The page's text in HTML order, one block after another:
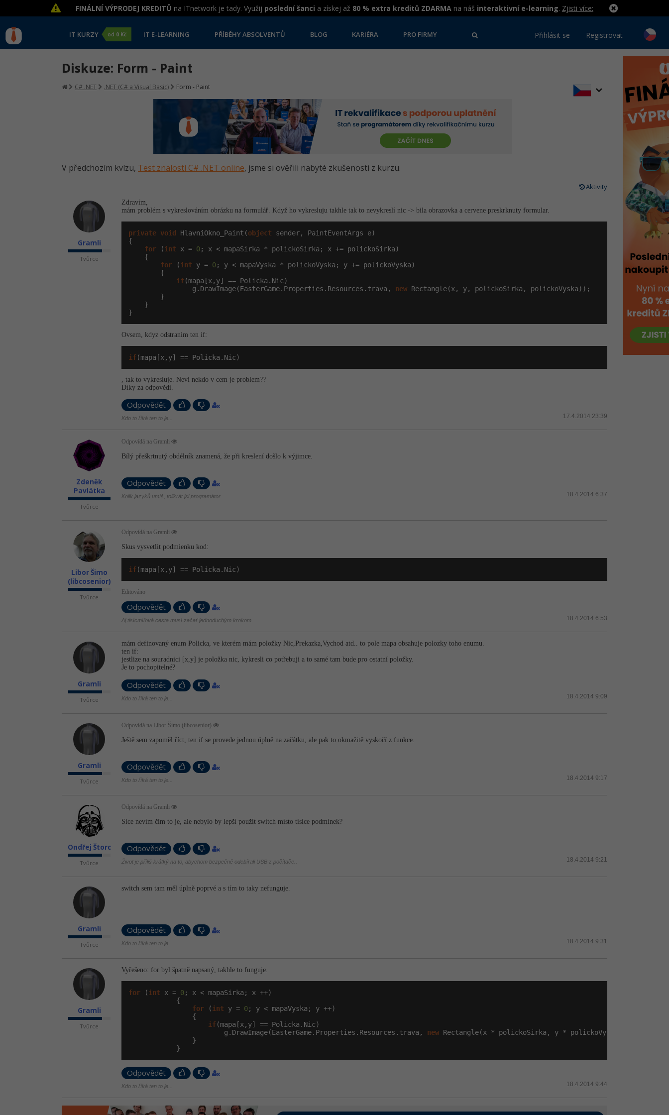
FINÁLNÍ VÝPRODEJ KREDITŮ na ITnetwork je tady. Využij poslední šanci a získej až 80 % extra kreditů ZDARMA na náš interaktivní e-learning. Zjisti více:
IT KURZY od 0 Kč IT E-LEARNING PŘÍBĚHY ABSOLVENTŮ BLOG KARIÉRA PRO FIRMY Přihlásit se Registrovat
Diskuze: Form - Paint
C# .NET .NET (C# a Visual Basic) Form - Paint
V předchozím kvízu, Test znalostí C# .NET online, jsme si ověřili nabyté zkušenosti z kurzu.
Aktivity
Gramli
Tvůrce
Zdravím,
mám problém s vykreslováním obrázku na formulář. Když ho vykresluju takhle tak to nevykreslí nic -> bila obrazovka a cervene preskrknuty formular.
private void HlavniOkno_Paint(object sender, PaintEventArgs e)
{
for (int x = 0; x < mapaSirka * polickoSirka; x += polickoSirka)
    {
for (int y = 0; y < mapaVyska * polickoVyska; y += polickoVyska)
        {
if (mapa[x,y] == Policka.Nic)
                g.DrawImage(EasterGame.Properties.Resources.trava,
new Rectangle(x, y, polickoSirka, polickoVyska));
        }
    }
}
Ovsem, kdyz odstranim ten if:
if (mapa[x,y] == Policka.Nic)
, tak to vykresluje. Nevi nekdo v cem je problem??
Díky za odpovědi.
Odpovědět
17.4.2014 23:39
Kdo to říká ten to je...
Zdeněk
Pavlátka
Tvůrce
Odpovídá na Gramli
Bílý přeškrtnutý obdélník znamená, že při kreslení došlo k výjimce.
Odpovědět
18.4.2014 6:37
Kolik jazyků umíš, tolikrát jsi programátor.
Libor Šimo
(libcosenior)
Tvůrce
Odpovídá na Gramli
Skus vysvetlit podmienku kod:
if (mapa[x,y] == Policka.Nic)
Editováno
Odpovědět
18.4.2014 6:53
Aj tisícmíľová cesta musí začať jednoduchým krokom.
Gramli
Tvůrce
mám definovaný enum Policka, ve kterém mám položky Nic,Prekazka,Vychod atd.. to pole mapa obsahuje polozky toho enumu.
ten if:
jestlize na souradnici [x,y] je položka nic, kykresli co potřebuji a to samé tam bude pro ostatní položky.
Je to pochopitelné?
Odpovědět
18.4.2014 9:09
Kdo to říká ten to je...
Gramli
Tvůrce
Odpovídá na Libor Šimo (libcosenior)
Ještě sem zapoměl říct, ten if se provede jednou úplně na začátku, ale pak to okmažitě vyskočí z funkce.
Odpovědět
18.4.2014 9:17
Kdo to říká ten to je...
Ondřej Štorc
Tvůrce
Odpovídá na Gramli
Sice nevím čím to je, ale nebylo by lepší použít switch místo tisíce podmínek?
Odpovědět
18.4.2014 9:21
Život je příliš krátký na to, abychom bezpečně odebírali USB z počítače..
Gramli
Tvůrce
switch sem tam měl úplně poprvé a s tím to taky nefunguje.
Odpovědět
18.4.2014 9:31
Kdo to říká ten to je...
Gramli
Tvůrce
Vyřešeno: for byl špatně napsaný, takhle to funguje.
for (int x = 0; x < mapaSirka; x ++)
            {
for (int y = 0; y < mapaVyska; y ++)
                {
if (mapa[x,y] == Policka.Nic)
                        g.DrawImage(EasterGame.Properties.Resources.trava,
new Rectangle(x * polickoSirka, y * polickoVyska,
                }
            }
Odpovědět
18.4.2014 9:44
Kdo to říká ten to je...